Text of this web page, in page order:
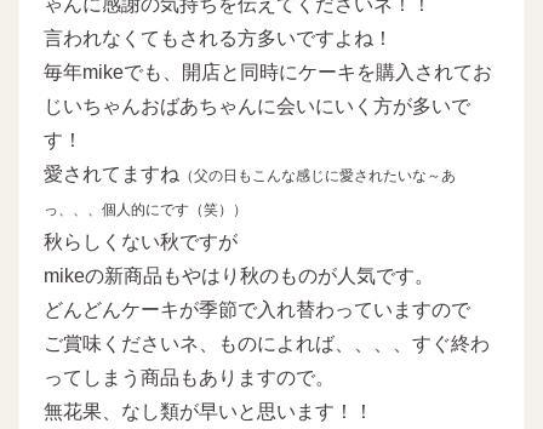
言われなくてもされる方多いですよね！
毎年mikeでも、開店と同時にケーキを購入されてお
じいちゃんおばあちゃんに会いにいく方が多いで
す！
愛されてますね （父の日もこんな感じに愛されたいな～あ
っ、、、個人的にです（笑））
秋らしくない秋ですが
mikeの新商品もやはり秋のものが人気です。
どんどんケーキが季節で入れ替わっていますので
ご賞味くださいネ、ものによれば、、、、すぐ終わ
ってしまう商品もありますので。
無花果、なし類が早いと思います！！